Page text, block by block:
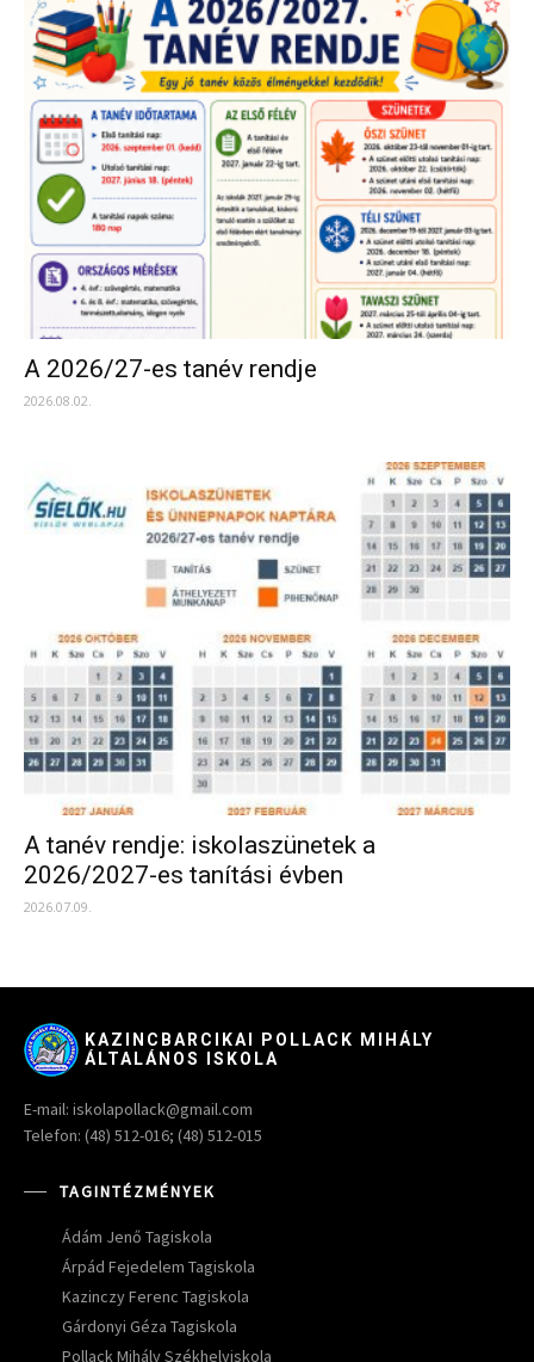
A 2026/27-es tanév rendje
2026.08.02.
A tanév rendje: iskolaszünetek a
2026/2027-es tanítási évben
2026.07.09.
KAZINCBARCIKAI POLLACK MIHÁLY
ÁLTALÁNOS ISKOLA
E-mail: iskolapollack@gmail.com
Telefon: (48) 512-016; (48) 512-015
TAGINTÉZMÉNYEK
Ádám Jenő Tagiskola
Árpád Fejedelem Tagiskola
Kazinczy Ferenc Tagiskola
Gárdonyi Géza Tagiskola
Pollack Mihály Székhelyiskola